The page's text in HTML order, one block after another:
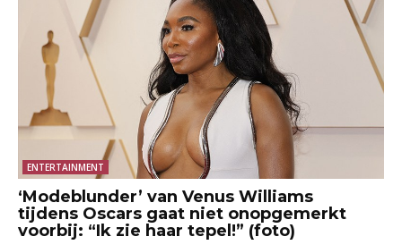
ENTERTAINMENT
‘Modeblunder’ van Venus Williams
tijdens Oscars gaat niet onopgemerkt
voorbij: “Ik zie haar tepel!” (foto)